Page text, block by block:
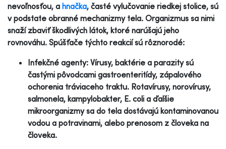
nevoľnosťou, a hnačka, časté vylučovanie riedkej stolice, sú
v podstate obranné mechanizmy tela. Organizmus sa nimi
snaží zbaviť škodlivých látok, ktoré narúšajú jeho
rovnováhu. Spúšťače týchto reakcií sú rôznorodé:
Infekčné agenty: Vírusy, baktérie a parazity sú
častými pôvodcami gastroenteritídy, zápalového
ochorenia tráviaceho traktu. Rotavírusy, norovírusy,
salmonela, kampylobakter, E. coli a ďalšie
mikroorganizmy sa do tela dostávajú kontaminovanou
vodou a potravinami, alebo prenosom z človeka na
človeka.